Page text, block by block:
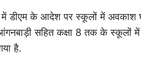
के आदेश पर स्कूलों में अवकाश
सहित कक्षा 8 तक के स्कूलों
है.